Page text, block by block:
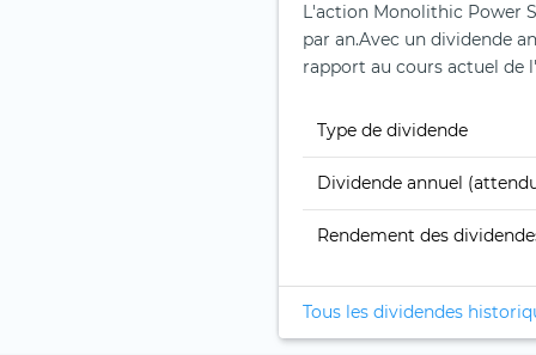
L'action Monolithic Power
par an.Avec un dividende
rapport au cours actuel de
Type de dividende
Dividende annuel
Rendement des
Tous les dividendes